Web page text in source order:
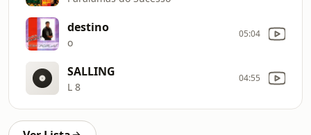
destino
o
05:04
SALLING
L 8
04:55